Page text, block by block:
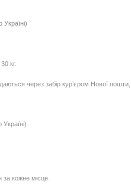
кг.
через забір курʼєром Нової
кожне місце.